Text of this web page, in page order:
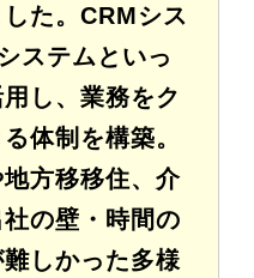
た。CRMシス
ステムといっ
し、業務をク
体制を構築。
方移移住、介
の壁・時間の
しかった多様